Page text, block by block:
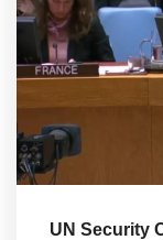
UN Security